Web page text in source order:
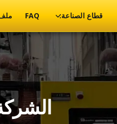
قطاع الصناعة: FAQ